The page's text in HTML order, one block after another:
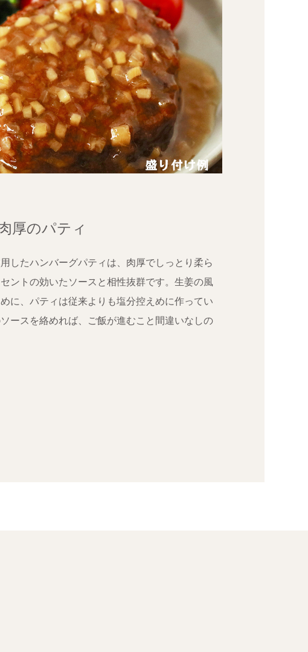
厚のパティ
したハンバーグパティは、肉厚でしっとり柔ら
ントの効いたソースと相性抜群です。生姜の風
に、パティは従来よりも塩分控えめに作ってい
ースを絡めれば、ご飯が進むこと間違いなしの